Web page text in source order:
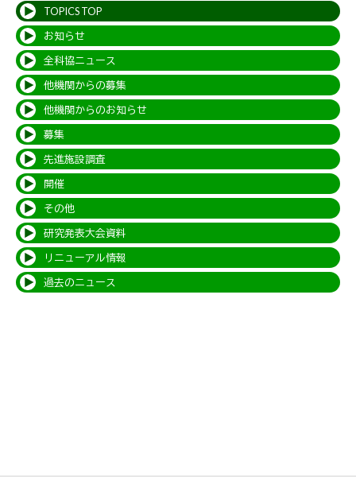
TOPICS TOP
お知らせ
全科協ニュース
他機関からの募集
他機関からのお知らせ
募集
先進施設調査
開催
その他
研究発表大会資料
リニューアル情報
過去のニュース